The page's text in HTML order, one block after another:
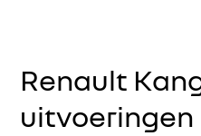
Renault
uitvoeringen